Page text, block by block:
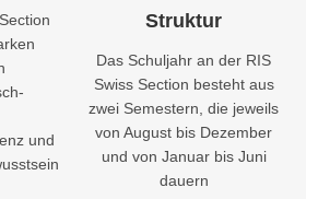
und
Struktur
Das Schuljahr an der RIS
Swiss Section besteht aus
zwei Semestern, die jeweils
von August bis Dezember
und von Januar bis Juni
dauern